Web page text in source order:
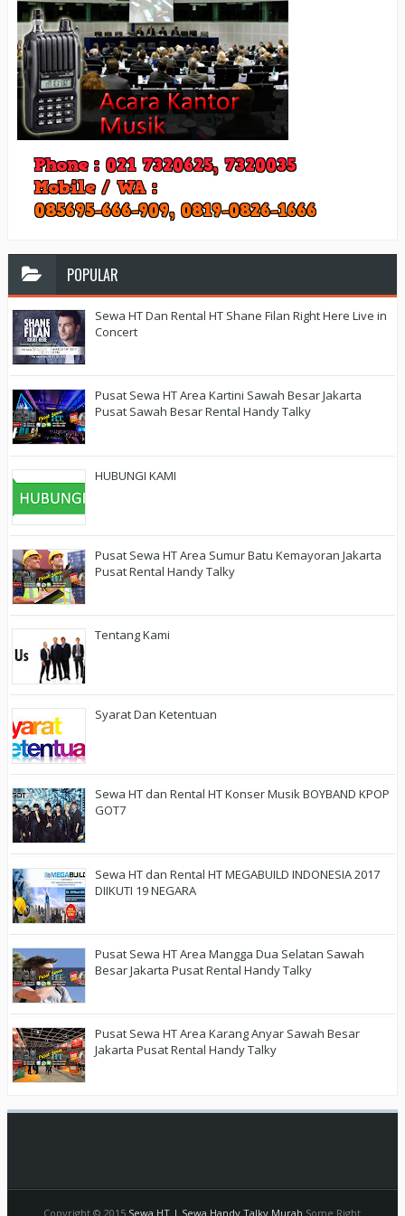
POPULAR
Sewa HT Dan Rental HT Shane Filan Right Here Live in
Concert
Pusat Sewa HT Area Kartini Sawah Besar Jakarta
Pusat Sawah Besar Rental Handy Talky
HUBUNGI KAMI
Pusat Sewa HT Area Sumur Batu Kemayoran Jakarta
Pusat Rental Handy Talky
Tentang Kami
Syarat Dan Ketentuan
Sewa HT dan Rental HT Konser Musik BOYBAND KPOP
GOT7
Sewa HT dan Rental HT MEGABUILD INDONESIA 2017
DIIKUTI 19 NEGARA
Pusat Sewa HT Area Mangga Dua Selatan Sawah
Besar Jakarta Pusat Rental Handy Talky
Pusat Sewa HT Area Karang Anyar Sawah Besar
Jakarta Pusat Rental Handy Talky
Copyright © 2015 Sewa HT | Sewa Handy Talky Murah Some Right